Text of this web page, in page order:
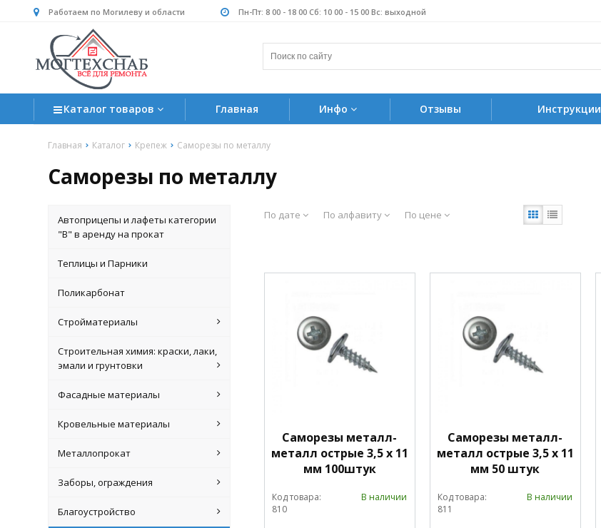
Работаем по Могилеву и области Пн-Пт: 8 00 - 18 00 Сб: 10 00 - 15 00 Вс: выходной
Каталог товаров Главная Инфо Отзывы Инструкции
Главная Каталог Крепеж Саморезы по металлу
Саморезы по металлу
Автоприцепы и лафеты категории
"B" в аренду на прокат
Теплицы и Парники
Поликарбонат
Стройматериалы
Строительная химия: краски, лаки,
эмали и грунтовки
Фасадные материалы
Кровельные материалы
Металлопрокат
Заборы, ограждения
Благоустройство
По дате По алфавиту По цене
Саморезы металл-
металл острые 3,5 х 11
мм 100штук
Код товара:
810
В наличии
Саморезы металл-
металл острые 3,5 х 11
мм 50 штук
Код товара:
811
В наличии